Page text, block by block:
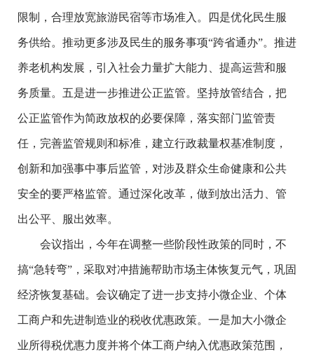
限制，合理放宽旅游民宿等市场准入。四是优化民生服
务供给。推动更多涉及民生的服务事项“跨省通办”。推进
养老机构发展，引入社会力量扩大能力、提高运营和服
务质量。五是进一步推进公正监管。坚持放管结合，把
公正监管作为简政放权的必要保障，落实部门监管责
任，完善监管规则和标准，建立行政裁量权基准制度，
创新和加强事中事后监管，对涉及群众生命健康和公共
安全的要严格监管。通过深化改革，做到放出活力、管
出公平、服出效率。
会议指出，今年在调整一些阶段性政策的同时，不
搞“急转弯”，采取对冲措施帮助市场主体恢复元气，巩固
经济恢复基础。会议确定了进一步支持小微企业、个体
工商户和先进制造业的税收优惠政策。一是加大小微企
业所得税优惠力度并将个体工商户纳入优惠政策范围，